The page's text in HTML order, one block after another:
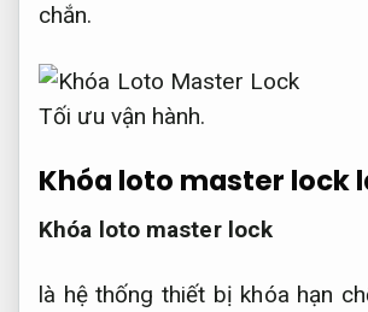
chắn.
Tối ưu vận hành.
Khóa loto master lock
Khóa loto master lock
là hệ thống thiết bị khóa hạn